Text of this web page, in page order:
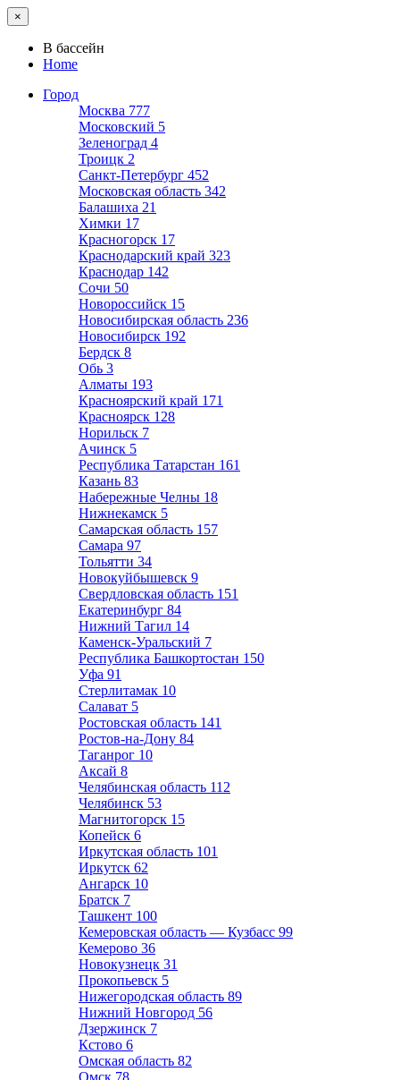
×
В бассейн
Home
Город
Москва 777
Московский 5
Зеленоград 4
Троицк 2
Санкт-Петербург 452
Московская область 342
Балашиха 21
Химки 17
Красногорск 17
Краснодарский край 323
Краснодар 142
Сочи 50
Новороссийск 15
Новосибирская область 236
Новосибирск 192
Бердск 8
Обь 3
Алматы 193
Красноярский край 171
Красноярск 128
Норильск 7
Ачинск 5
Республика Татарстан 161
Казань 83
Набережные Челны 18
Нижнекамск 5
Самарская область 157
Самара 97
Тольятти 34
Новокуйбышевск 9
Свердловская область 151
Екатеринбург 84
Нижний Тагил 14
Каменск-Уральский 7
Республика Башкортостан 150
Уфа 91
Стерлитамак 10
Салават 5
Ростовская область 141
Ростов-на-Дону 84
Таганрог 10
Аксай 8
Челябинская область 112
Челябинск 53
Магнитогорск 15
Копейск 6
Иркутская область 101
Иркутск 62
Ангарск 10
Братск 7
Ташкент 100
Кемеровская область — Кузбасс 99
Кемерово 36
Новокузнецк 31
Прокопьевск 5
Нижегородская область 89
Нижний Новгород 56
Дзержинск 7
Кстово 6
Омская область 82
Омск 78